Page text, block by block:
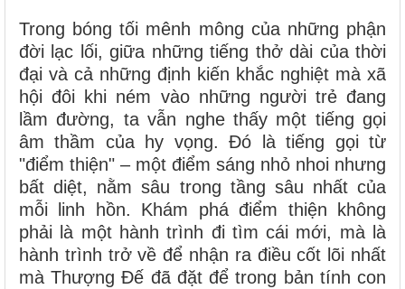
Trong bóng tối mênh mông của những phận
đời lạc lối, giữa những tiếng thở dài của thời
đại và cả những định kiến khắc nghiệt mà xã
hội đôi khi ném vào những người trẻ đang
lầm đường, ta vẫn nghe thấy một tiếng gọi
âm thầm của hy vọng. Đó là tiếng gọi từ
"điểm thiện" – một điểm sáng nhỏ nhoi nhưng
bất diệt, nằm sâu trong tầng sâu nhất của
mỗi linh hồn. Khám phá điểm thiện không
phải là một hành trình đi tìm cái mới, mà là
hành trình trở về để nhận ra điều cốt lõi nhất
mà Thượng Đế đã đặt để trong bản tính con